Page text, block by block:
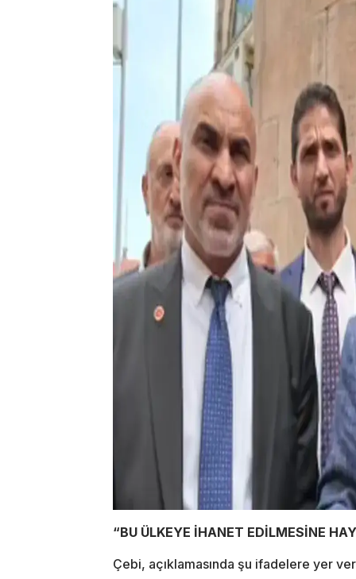
“BU ÜLKEYE İHANET EDİLMESİNE
Çebi, açıklamasında şu ifadelere yer